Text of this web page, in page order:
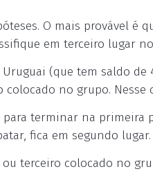
O mais provável é
em terceiro lugar
(que tem saldo
no grupo.
terminar na primeira
fica em segundo lugar.
terceiro colocado no